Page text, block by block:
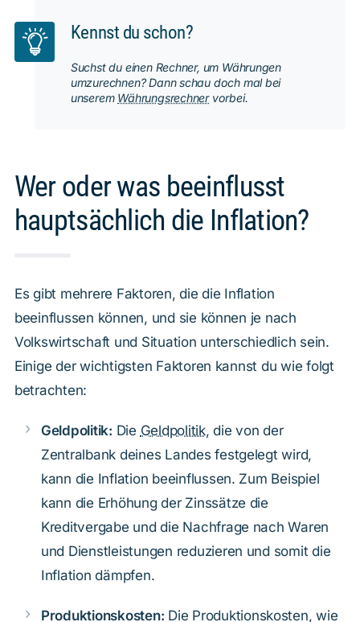
Kennst du schon?
Suchst du einen Rechner, um Währungen
umzurechnen? Dann schau doch mal bei
unserem Währungsrechnervorbei.
Wer oder was beeinflusst
hauptsächlich die Inflation?
Es gibt mehrere Faktoren, die die Inflation
beeinflussen können, und sie können je nach
Volkswirtschaft und Situation unterschiedlich sein.
Einige der wichtigsten Faktoren kannst du wie folgt
betrachten:
Geldpolitik: Die Geldpolitik, die von der
Zentralbank deines Landes festgelegt wird,
kann die Inflation beeinflussen. Zum Beispiel
kann die Erhöhung der Zinssätze die
Kreditvergabe und die Nachfrage nach Waren
und Dienstleistungen reduzieren und somit die
Inflation dämpfen.
Produktionskosten: Die Produktionskosten, wie